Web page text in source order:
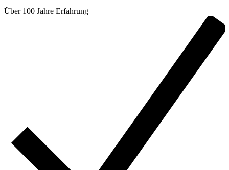
Über 100 Jahre Erfahrung